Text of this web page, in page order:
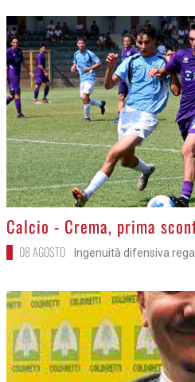
>
Calcio - Crema, prima
08 AGOSTO Ingenuità difensiva